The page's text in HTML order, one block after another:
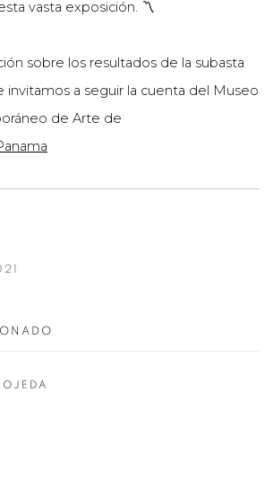
vasta exposición. 〽️
sobre los resultados de la subasta
a seguir la cuenta del Museo
de Arte de